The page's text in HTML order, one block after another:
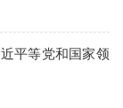
平等党和国家领